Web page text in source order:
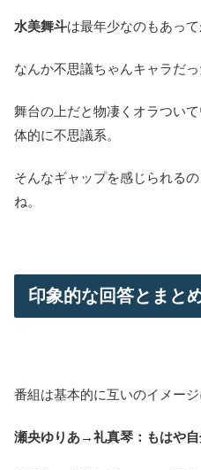
水美舞斗は最年少なのもあって
なんか不思議ちゃんキャラだ
舞台の上だと物凄くオラつい
体的に不思議系。
そんなギャップを感じられる
ね。
印象的な回答とまと
番組は基本的に互いのイメー
瀬央ゆりあ→礼真琴：もはや